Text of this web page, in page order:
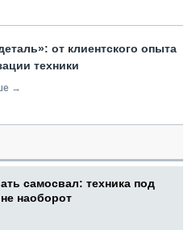
от клиентского опыта
техники
→
самосвал: техника под
наоборот